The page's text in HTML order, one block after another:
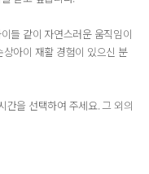
들 같이 자연스러운 움직임이
아이 재활 경험이 있으신 분
간을 선택하여 주세요. 그 외의